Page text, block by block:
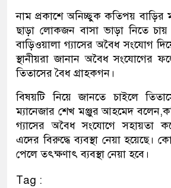
নাম প্রকাশে অনিচ্ছুক কতিপয় বাড়ির
ছাড়া লোকজন বাসা ভাড়া নিতে
বাড়িওয়ালা গ্যাসের অবৈধ সংযোগ
স্থানীয়রা জানান অবৈধ সংযোগের
তিতাসের বৈধ গ্রাহকগন।
বিষয়টি নিয়ে জানতে চাইলে
ম্যানেজার শেখ মঞ্জুর আহমেদ
গ্যাসের অবৈধ সংযোগে সহায়তা
এদের বিরুদ্ধে ব্যবস্থা নেয়া হয়েছে।
পেলে তৎক্ষণাৎ ব্যবস্থা নেয়া হবে।
Tag :